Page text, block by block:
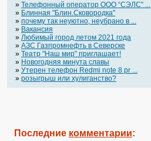
» Телефонный оператор OOO “СЭЛС” ...
» Блинная "Блин.Сковородка"
» почему так неуютно, неубрано в ...
» Вакансия
» Любимый город летом 2021 года
» АЗС Газпромнефть в Северске
» Театр "Наш мир" приглашает!
» Новогодняя минута славы
» Утерен телефон Redmi note 8 pr ...
» розыгрыш или хулиганство?
Последние комментарии: